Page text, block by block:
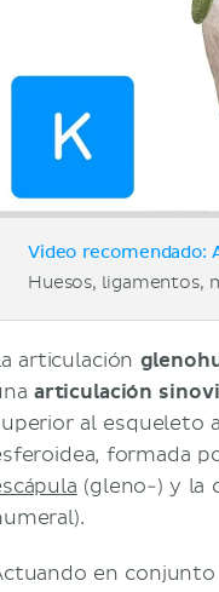
Video recomendado:
Huesos, ligamentos,
articulación
articulación
al esqueleto
formada
(gleno-) y la
en conjunto